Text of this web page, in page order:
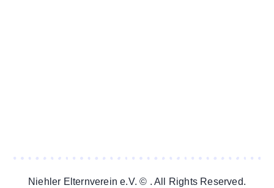
Niehler Elternverein e.V. © . All Rights Reserved.